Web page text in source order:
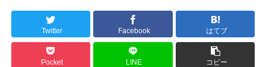
Twitter Facebook はてブ
Pocket LINE コピー